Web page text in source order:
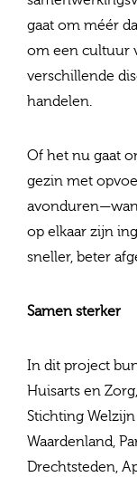
gaat om méér
om een cultuur
verschillende
handelen.
Of het nu gaat
gezin met
op elkaar zijn
sneller, beter
Samen sterker
In dit project
Huisarts en
Stichting
Waardenland,
Drechtsteden,